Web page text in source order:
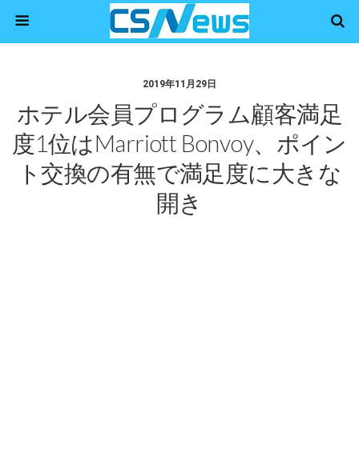
2019年11月29日
ホテル会員プログラム顧客満足
度1位はMarriott Bonvoy、ポイン
ト交換の有無で満足度に大きな
開き